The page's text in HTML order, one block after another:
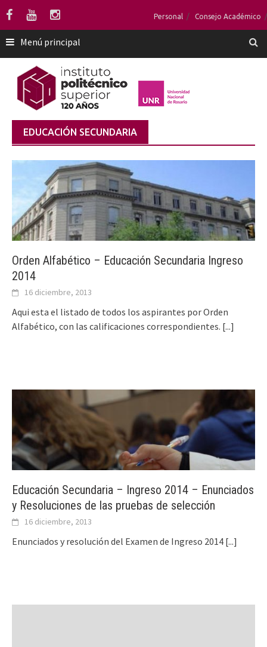
Saltar
contenido
Personal Consejo Académico
Menú principal
EDUCACIÓN SECUNDARIA
Orden Alfabético – Educación Secundaria Ingreso
2014
16 diciembre, 2013
Aqui esta el listado de todos los aspirantes por Orden
Alfabético, con las calificaciones correspondientes. [...]
Educación Secundaria – Ingreso 2014 – Enunciados
y Resoluciones de las pruebas de selección
16 diciembre, 2013
Enunciados y resolución del Examen de Ingreso 2014 [...]